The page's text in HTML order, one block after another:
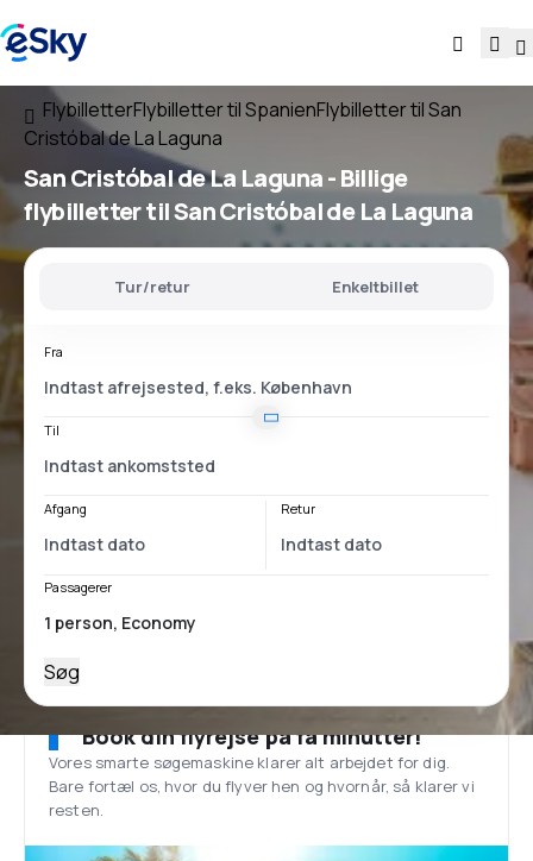
FlybilletterFlybilletter til SpanienFlybilletter til San
Cristóbal de La Laguna
San Cristóbal de La Laguna - Billige
flybilletter til San Cristóbal de La Laguna
Tur/retur Enkeltbillet
Fra
Til
Afgang Retur
Passagerer
Søg
Book din flyrejse på få minutter!
Vores smarte søgemaskine klarer alt arbejdet for dig.
Bare fortæl os, hvor du flyver hen og hvornår, så klarer vi
resten.